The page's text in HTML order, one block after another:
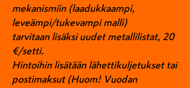
mekanismiin (laadukkaampi,
leveämpi/tukevampi malli)
tarvitaan lisäksi uudet metallilistat, 20
€/setti.
Hintoihin lisätään lähettikuljetukset tai
postimaksut (Huom! Vuodan